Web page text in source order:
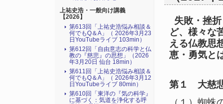
失敗・挫
ど、様々な
える仏教思
恵・勇気と
第１ 大慈
上祐史浩・一般向け講義
【2026】
第613回「上祐史浩悩み相談＆
何でもQ＆A」（ 2026年3月23
日YouTubeライブ 103min）
第612回「自由意志の科学と仏
教の『慈悲』の思想」（2026
年3月20日 仙台 18min）
第611回「上祐史浩悩み相談＆
何でもQ＆A」（ 2026年3月12
日YouTubeライブ 80min）
第610回「東洋の『気の科学』
に基づく：気道を浄化する呼